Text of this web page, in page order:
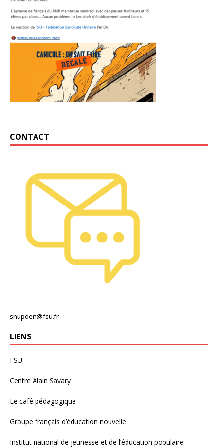
CONTACT
snupden@fsu.fr
LIENS
FSU
Centre Alain Savary
Le café pédagogique
Groupe français d’éducation nouvelle
Institut national de jeunesse et de l’éducation populaire